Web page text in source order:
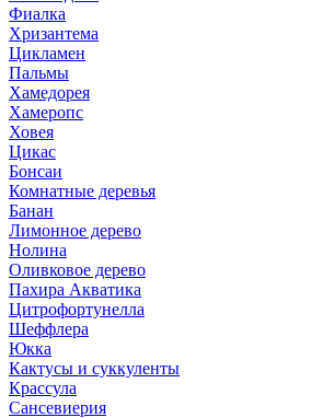
Фиалка
Хризантема
Цикламен
Пальмы
Хамедорея
Хамеропс
Ховея
Цикас
Бонсаи
Комнатные деревья
Банан
Лимонное дерево
Нолина
Оливковое дерево
Пахира Акватика
Цитрофортунелла
Шеффлера
Юкка
Кактусы и суккуленты
Крассула
Сансевиерия